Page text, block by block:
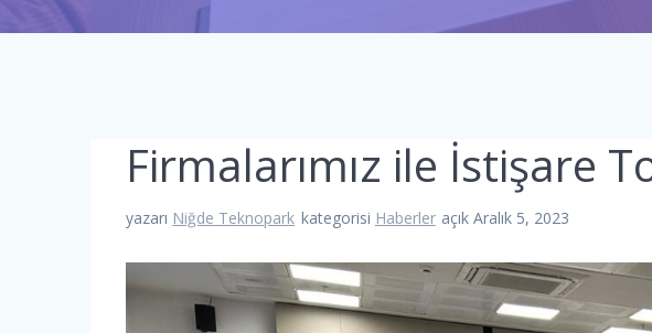
Firmalarımız ile İstişare
yazarı Niğde Teknopark kategorisi Haberler açık Aralık 5, 2023